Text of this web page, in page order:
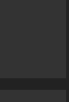
qanon-
segunda